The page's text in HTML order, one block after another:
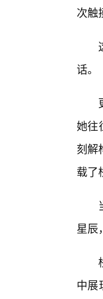
次触
话。
她往
刻解
载了
星辰
中展